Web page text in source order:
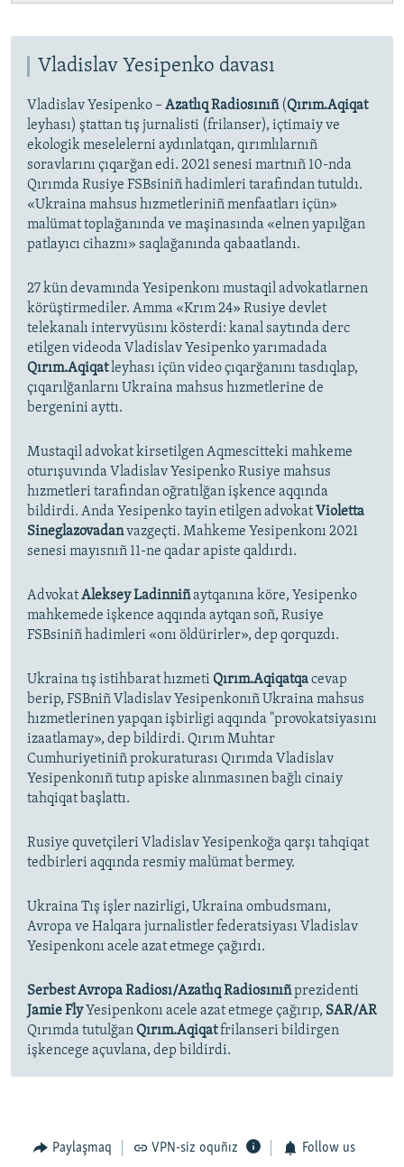
Vladislav Yesipenko davası
Vladislav Yesipenko – Azatlıq Radiosınıñ(Qırım.Aqiqat
leyhası) ştattan tış jurnalisti (frilanser), içtimaiy ve
ekologik meselelerni aydınlatqan, qırımlılarnıñ
soravlarını çıqarğan edi. 2021 senesi martnıñ 10-nda
Qırımda Rusiye FSBsiniñ hadimleri tarafından tutuldı.
«Ukraina mahsus hızmetleriniñ menfaatları içün»
malümat toplağanında ve maşinasında «elnen yapılğan
patlayıcı cihaznı» saqlağanında qabaatlandı.
27 kün devamında Yesipenkonı mustaqil advokatlarnen
körüştirmediler. Amma «Krım 24» Rusiye devlet
telekanalı intervyüsını kösterdi: kanal saytında derc
etilgen videoda Vladislav Yesipenko yarımadada
Qırım.Aqiqatleyhası içün video çıqarğanını tasdıqlap,
çıqarılğanlarnı Ukraina mahsus hızmetlerine de
bergenini ayttı.
Mustaqil advokat kirsetilgen Aqmescitteki mahkeme
oturışuvında Vladislav Yesipenko Rusiye mahsus
hızmetleri tarafından oğratılğan işkence aqqında
bildirdi. Anda Yesipenko tayin etilgen advokat Violetta
Sineglazovadanvazgeçti. Mahkeme Yesipenkonı 2021
senesi mayısnıñ 11-ne qadar apiste qaldırdı.
AdvokatAleksey Ladinniñaytqanına köre, Yesipenko
mahkemede işkence aqqında aytqan soñ, Rusiye
FSBsiniñ hadimleri «onı öldürirler», dep qorquzdı.
Ukraina tış istihbarat hızmeti Qırım.Aqiqatqacevap
berip, FSBniñ Vladislav Yesipenkonıñ Ukraina mahsus
hızmetlerinen yapqan işbirligi aqqında "provokatsiyasını
izaatlamay», dep bildirdi. Qırım Muhtar
Cumhuriyetiniñ prokuraturası Qırımda Vladislav
Yesipenkonıñ tutıp apiske alınmasınen bağlı cinaiy
tahqiqat başlattı.
Rusiye quvetçileri Vladislav Yesipenkoğa qarşı tahqiqat
tedbirleri aqqında resmiy malümat bermey.
Ukraina Tış işler nazirligi, Ukraina ombudsmanı,
Avropa ve Halqara jurnalistler federatsiyası Vladislav
Yesipenkonı acele azat etmege çağırdı.
Serbest Avropa Radiosı/Azatlıq Radiosınıñprezidenti
Jamie FlyYesipenkonı acele azat etmege çağırıp, SAR/AR
Qırımda tutulğanQırım.Aqiqatfrilanseri bildirgen
işkencege açuvlana, dep bildirdi.
Paylaşmaq VPN-siz oquñız Follow us